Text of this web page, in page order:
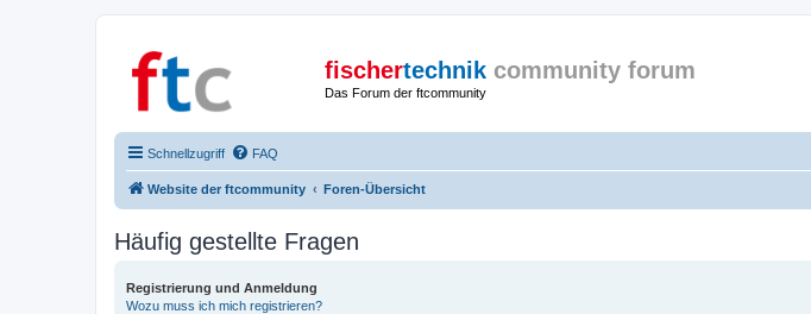
fischertechnik community forum
Das Forum der ftcommunity
Schnellzugriff FAQ
Website der ftcommunity Foren-Übersicht
Häufig gestellte Fragen
Registrierung und Anmeldung
Wozu muss ich mich registrieren?